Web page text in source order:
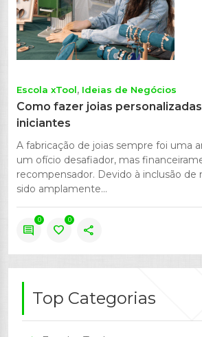
Escola xTool Ideias de Negócios
Como fazer joias personalizadas
iniciantes
A fabricação de joias sempre foi uma
um ofício desafiador, mas
recompensador. Devido à inclusão
sido amplamente...
comment
0
favorite
0
share
Top Categorias